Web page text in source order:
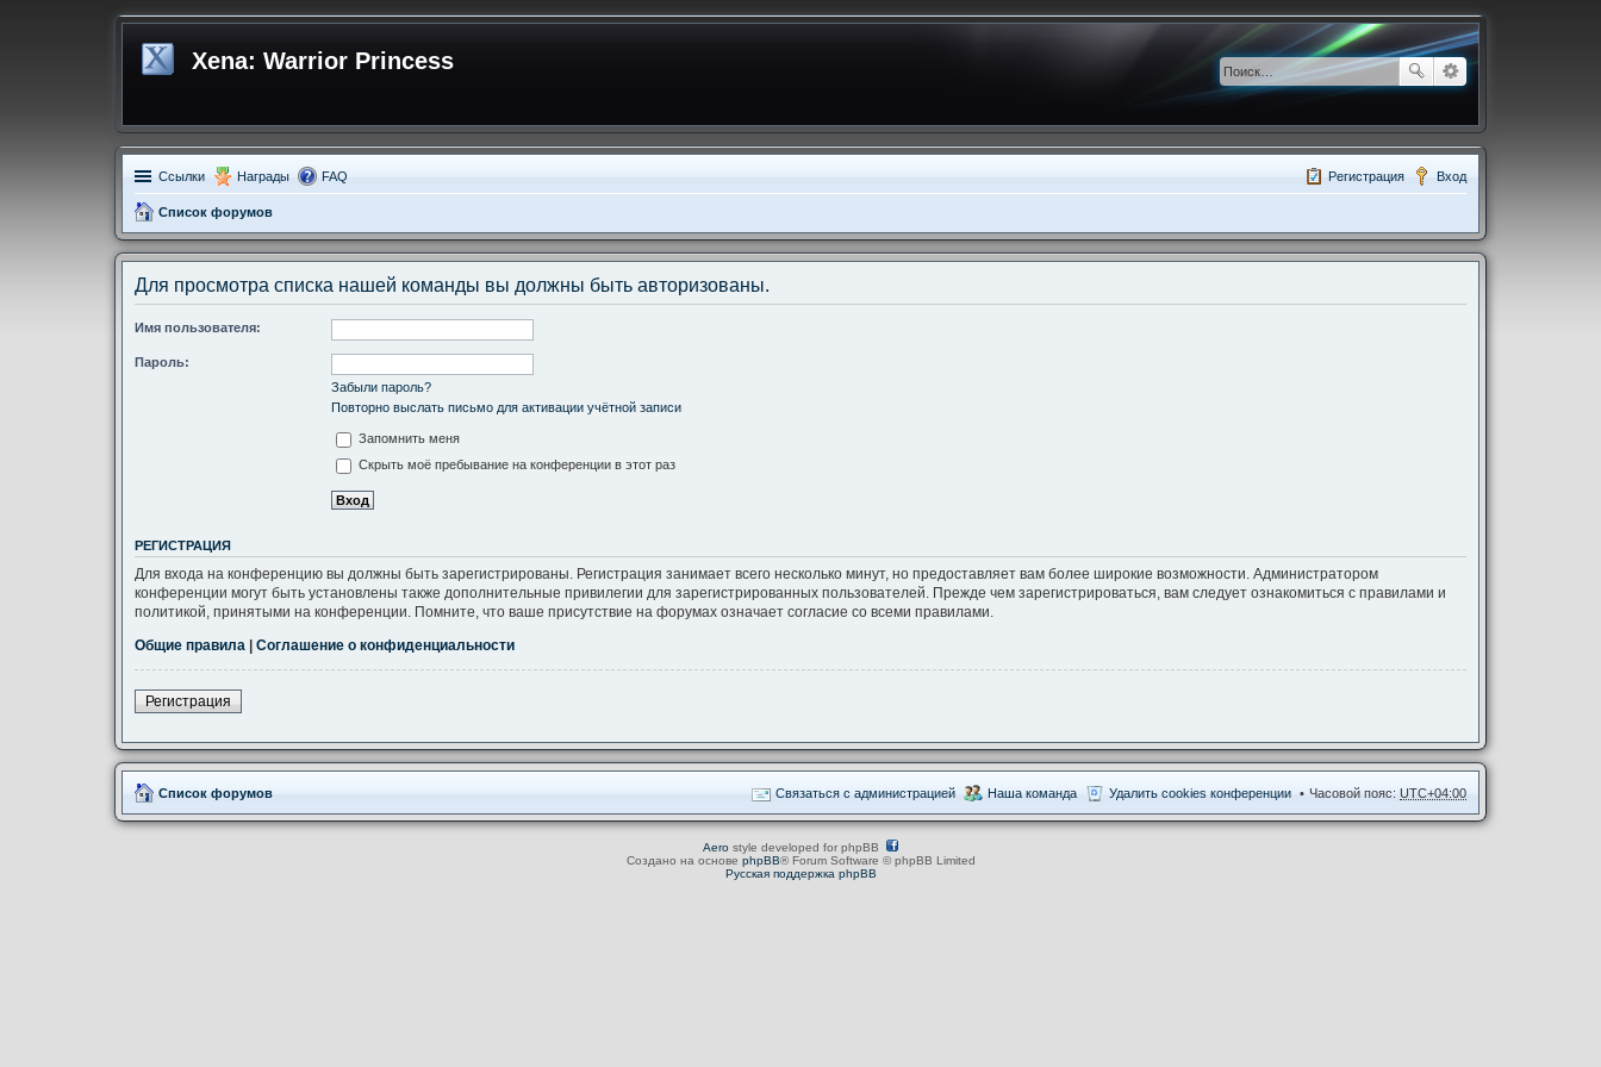
Xena: Warrior Princess
Ссылки Награды FAQ Вход
Регистрация
Список форумов
Для просмотра списка нашей команды вы должны быть авторизованы.
Имя пользователя:
Пароль:
Забыли пароль?
Повторно выслать письмо для активации учётной записи
Запомнить меня
Скрыть моё пребывание на конференции в этот раз
РЕГИСТРАЦИЯ
Для входа на конференцию вы должны быть зарегистрированы. Регистрация занимает всего несколько минут, но предоставляет вам более широкие возможности. Администратором
конференции могут быть установлены также дополнительные привилегии для зарегистрированных пользователей. Прежде чем зарегистрироваться, вам следует ознакомиться с правилами и
политикой, принятыми на конференции. Помните, что ваше присутствие на форумах означает согласие со всеми правилами.
Общие правила | Соглашение о конфиденциальности
Регистрация
Список форумов Часовой пояс: UTC+04:00
Удалить cookies конференции
Наша команда
Связаться с администрацией
Aero style developed for phpBB
Создано на основе phpBB® Forum Software © phpBB Limited
Русская поддержка phpBB